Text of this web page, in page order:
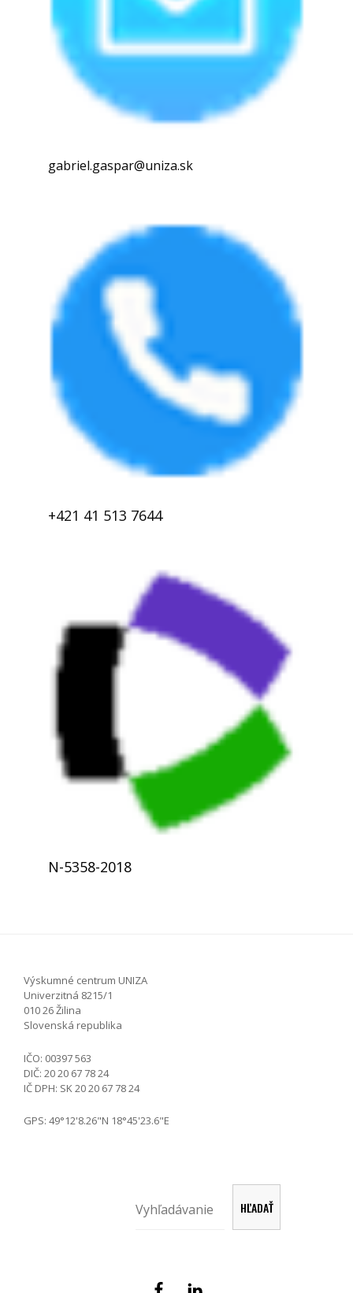
gabriel.gaspar@uniza.sk
+421 41 513 7644
N-5358-2018
Výskumné centrum UNIZA
Univerzitná 8215/1
010 26 Žilina
Slovenská republika
IČO: 00397 563
DIČ: 20 20 67 78 24
IČ DPH: SK 20 20 67 78 24
GPS: 49°12'8.26"N 18°45'23.6"E
HĽADAŤ
FacebookLinkedin